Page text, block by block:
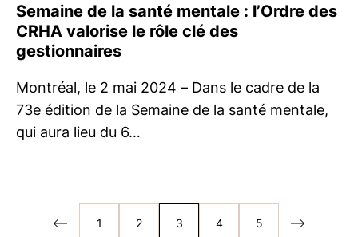
Semaine de la santé mentale : l’Ordre des
CRHA valorise le rôle clé des
gestionnaires
Montréal, le 2 mai 2024 – Dans le cadre de la
73e édition de la Semaine de la santé mentale,
qui aura lieu du 6…
1 2 3 4 5